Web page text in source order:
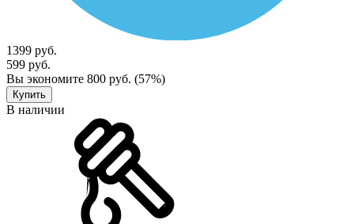
1399 руб.
599 руб.
Вы экономите 800 руб. (57%)
Купить
В наличии